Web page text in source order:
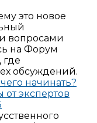
это новое
вопросами
на Форум
где
обсуждений.
начинать?
экспертов